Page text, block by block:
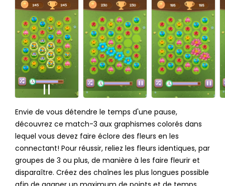
Envie de vous détendre le temps d'une pause,
découvrez ce match-3 aux graphismes colorés dans
lequel vous devez faire éclore des fleurs en les
connectant! Pour réussir, reliez les fleurs identiques, par
groupes de 3 ou plus, de manière à les faire fleurir et
disparaître. Créez des chaînes les plus longues possible